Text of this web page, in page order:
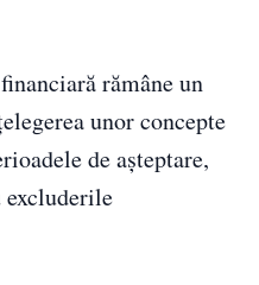
rămâne un
unor concepte
de așteptare,